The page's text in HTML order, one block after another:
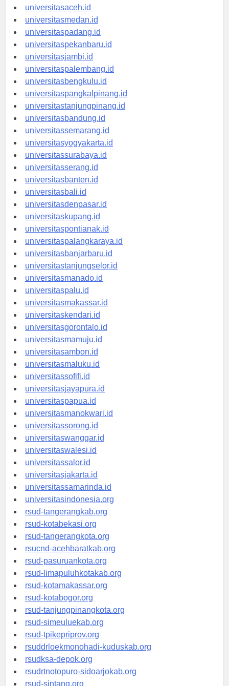
Berita Terbaru
universitasaceh.id
universitasmedan.id
universitaspadang.id
universitaspekanbaru.id
universitasjambi.id
universitaspalembang.id
universitasbengkulu.id
universitaspangkalpinang.id
universitastanjungpinang.id
universitasbandung.id
universitassemarang.id
universitasyogyakarta.id
universitassurabaya.id
universitasserang.id
universitasbanten.id
universitasbali.id
universitasdenpasar.id
universitaskupang.id
universitaspontianak.id
universitaspalangkaraya.id
universitasbanjarbaru.id
universitastanjungselor.id
universitasmanado.id
universitaspalu.id
universitasmakassar.id
universitaskendari.id
universitasgorontalo.id
universitasmamuju.id
universitasambon.id
universitasmaluku.id
universitassofifi.id
universitasjayapura.id
universitaspapua.id
universitasmanokwari.id
universitassorong.id
universitaswanggar.id
universitaswalesi.id
universitassalor.id
universitasjakarta.id
universitassamarinda.id
universitasindonesia.org
rsud-tangerangkab.org
rsud-kotabekasi.org
rsud-tangerangkota.org
rsucnd-acehbaratkab.org
rsud-pasuruankota.org
rsud-limapuluhkotakab.org
rsud-kotamakassar.org
rsud-kotabogor.org
rsud-tanjungpinangkota.org
rsud-simeuluekab.org
rsud-tpikepriprov.org
rsuddrloekmonohadi-kuduskab.org
rsudksa-depok.org
rsudrtnotopuro-sidoarjokab.org